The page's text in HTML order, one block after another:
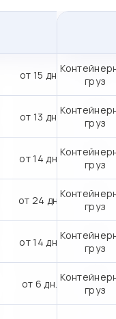
от 15 дн.
от 13 дн.
от 14 дн.
от 24 дн.
от 14 дн.
от 6 дн.
груз
груз
груз
груз
груз
груз